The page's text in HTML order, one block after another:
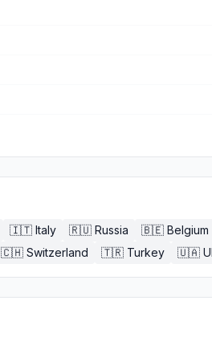
🇮🇹 Italy 🇷🇺 Russia 🇧🇪 Belgium
🇨🇭 Switzerland 🇹🇷 Turkey 🇺🇦